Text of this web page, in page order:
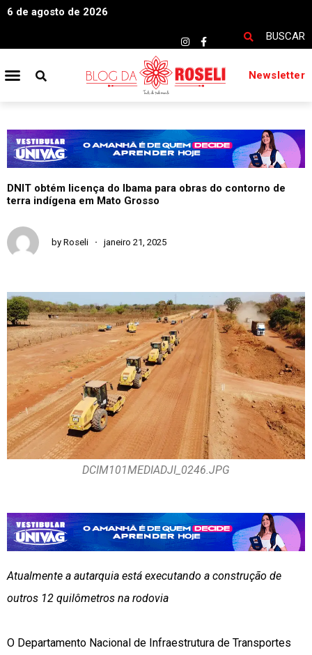
6 de agosto de 2026
BUSCAR
Newsletter
DNIT obtém licença do Ibama para obras do contorno de
terra indígena em Mato Grosso
by Roseli janeiro 21, 2025
DCIM101MEDIADJI_0246.JPG
Atualmente a autarquia está executando a construção de
outros 12 quilômetros na rodovia
O Departamento Nacional de Infraestrutura de Transportes